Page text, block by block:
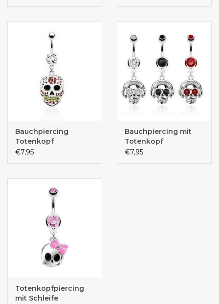
Bauchpiercing
Totenkopf
€7,95
Bauchpiercing mit
Totenkopf
€7,95
Totenkopfpiercing
mit Schleife